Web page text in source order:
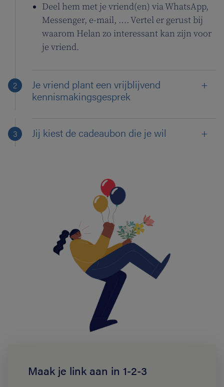
Deel hem met je vriend(en) via WhatsApp,
Messenger, e-mail, …. Vertel er gerust bij
waarom Helan zo interessant kan zijn voor
je vriend.
Je vriend plant een vrijblijvend
kennismakingsgesprek
Jij kiest de cadeaubon die je wil
Maak je link aan in 1-2-3